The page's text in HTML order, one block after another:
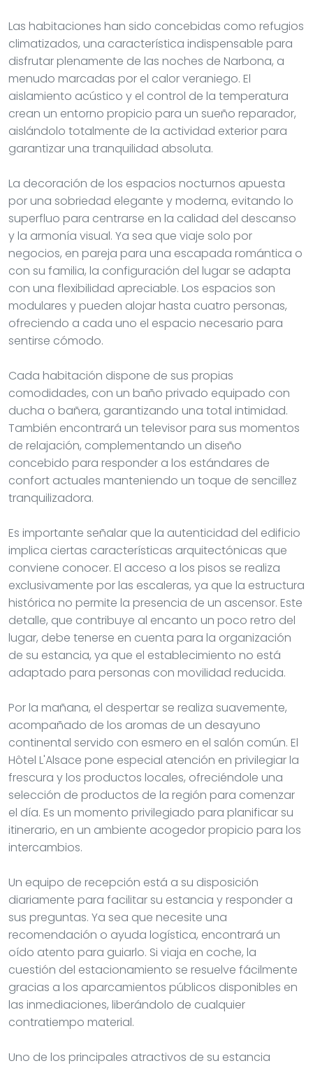
Las habitaciones han sido concebidas como refugios
climatizados, una característica indispensable para
disfrutar plenamente de las noches de Narbona, a
menudo marcadas por el calor veraniego. El
aislamiento acústico y el control de la temperatura
crean un entorno propicio para un sueño reparador,
aislándolo totalmente de la actividad exterior para
garantizar una tranquilidad absoluta.
La decoración de los espacios nocturnos apuesta
por una sobriedad elegante y moderna, evitando lo
superfluo para centrarse en la calidad del descanso
y la armonía visual. Ya sea que viaje solo por
negocios, en pareja para una escapada romántica o
con su familia, la configuración del lugar se adapta
con una flexibilidad apreciable. Los espacios son
modulares y pueden alojar hasta cuatro personas,
ofreciendo a cada uno el espacio necesario para
sentirse cómodo.
Cada habitación dispone de sus propias
comodidades, con un baño privado equipado con
ducha o bañera, garantizando una total intimidad.
También encontrará un televisor para sus momentos
de relajación, complementando un diseño
concebido para responder a los estándares de
confort actuales manteniendo un toque de sencillez
tranquilizadora.
Es importante señalar que la autenticidad del edificio
implica ciertas características arquitectónicas que
conviene conocer. El acceso a los pisos se realiza
exclusivamente por las escaleras, ya que la estructura
histórica no permite la presencia de un ascensor. Este
detalle, que contribuye al encanto un poco retro del
lugar, debe tenerse en cuenta para la organización
de su estancia, ya que el establecimiento no está
adaptado para personas con movilidad reducida.
Por la mañana, el despertar se realiza suavemente,
acompañado de los aromas de un desayuno
continental servido con esmero en el salón común. El
Hôtel L'Alsace pone especial atención en privilegiar la
frescura y los productos locales, ofreciéndole una
selección de productos de la región para comenzar
el día. Es un momento privilegiado para planificar su
itinerario, en un ambiente acogedor propicio para los
intercambios.
Un equipo de recepción está a su disposición
diariamente para facilitar su estancia y responder a
sus preguntas. Ya sea que necesite una
recomendación o ayuda logística, encontrará un
oído atento para guiarlo. Si viaja en coche, la
cuestión del estacionamiento se resuelve fácilmente
gracias a los aparcamientos públicos disponibles en
las inmediaciones, liberándolo de cualquier
contratiempo material.
Uno de los principales atractivos de su estancia